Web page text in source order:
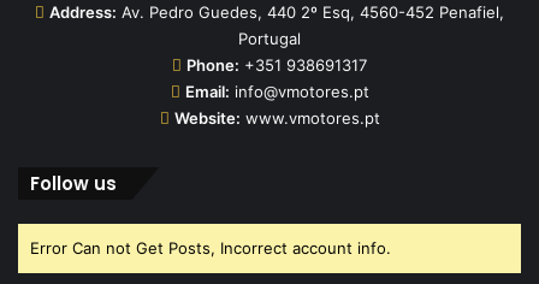
Address: Av. Pedro Guedes, 440 2º Esq, 4560-452 Penafiel,
Portugal
Phone: +351 938691317
Email: info@vmotores.pt
Website: www.vmotores.pt
Follow us
Error Can not Get Posts, Incorrect account info.